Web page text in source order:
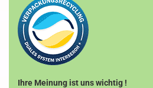
Ihre Meinung ist uns wichtig !